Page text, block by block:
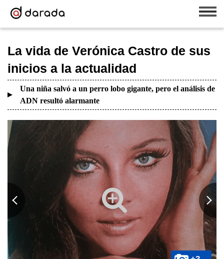
La vida de Verónica Castro de sus
inicios a la actualidad
Una niña salvó a un perro lobo gigante, pero el análisis de
ADN resultó alarmante